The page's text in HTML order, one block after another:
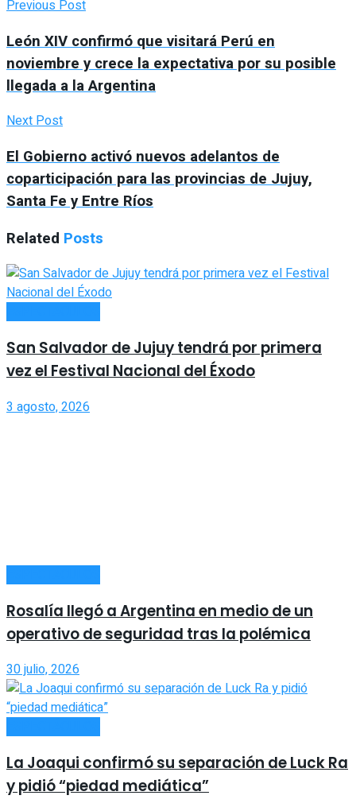
Previous Post
León XIV confirmó que visitará Perú en
noviembre y crece la expectativa por su posible
llegada a la Argentina
Next Post
El Gobierno activó nuevos adelantos de
coparticipación para las provincias de Jujuy,
Santa Fe y Entre Ríos
Related Posts
San Salvador de Jujuy tendrá por primera
vez el Festival Nacional del Éxodo
3 agosto, 2026
Rosalía llegó a Argentina en medio de un
operativo de seguridad tras la polémica
30 julio, 2026
La Joaqui confirmó su separación de Luck Ra
y pidió “piedad mediática”